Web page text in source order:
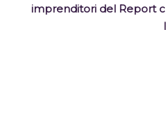
imprenditori del Report